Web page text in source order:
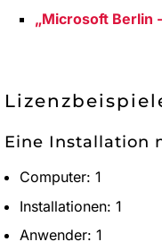
Microsoft Berlin
Eine Installation
Computer: 1
Installationen: 1
Anwender: 1